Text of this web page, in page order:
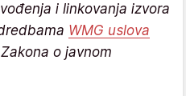
i linkovanja izvora
WMG uslova
o javnom